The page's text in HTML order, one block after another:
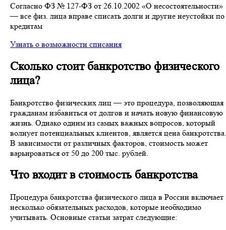
Согласно ФЗ № 127-ФЗ от 26.10.2002 «О несостоятельности»
— все физ. лица вправе списать долги и другие неустойки по
кредитам
Узнать о возможности списания
Сколько стоит банкротство физического
лица?
Банкротство физических лиц — это процедура, позволяющая
гражданам избавиться от долгов и начать новую финансовую
жизнь. Однако одним из самых важных вопросов, который
волнует потенциальных клиентов, является цена банкротства.
В зависимости от различных факторов, стоимость может
варьироваться от 50 до 200 тыс. рублей.
Что входит в стоимость банкротства
Процедура банкротства физического лица в России включает
несколько обязательных расходов, которые необходимо
учитывать. Основные статьи затрат следующие: